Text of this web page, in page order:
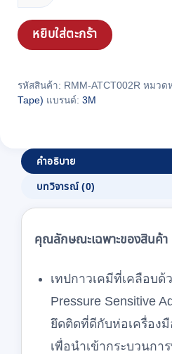
เชื้อ
ออ
โต
เทป
(Autoclave
แบบ
กระดาษ
ขนาด
3/4
หยิบใส่ตะกร้า
รหัสสินค้า: RMM-ATCT002R หมวด
Tape) แบรนด์: 3M
คำอธิบาย
บทวิจารณ์ (0)
คุณลักษณะเฉพาะของสินค้า
เทปกาวเคมีที่เคลือบด้
Pressure Sensitive
ยึดติดที่ดีกับห่อเครื่องมื
เพื่อนำเข้ากระบวนกา